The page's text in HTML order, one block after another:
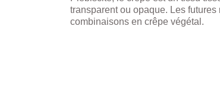
transparent ou opaque. Les
combinaisons en crêpe végétal.